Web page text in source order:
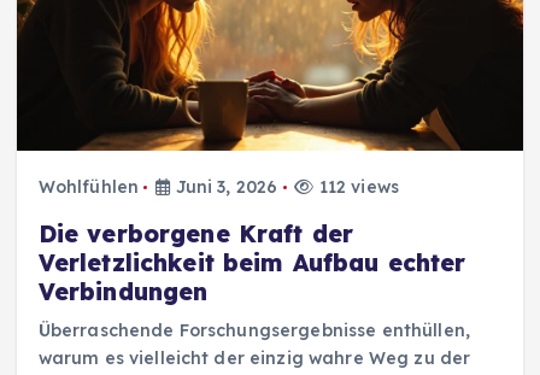
Wohlfühlen Juni 3, 2026 112 views
Die verborgene Kraft der
Verletzlichkeit beim Aufbau echter
Verbindungen
Überraschende Forschungsergebnisse enthüllen,
warum es vielleicht der einzig wahre Weg zu der